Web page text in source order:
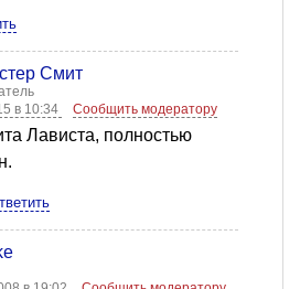
Смит
в 10:34
Сообщить модератору
Лависта, полностью